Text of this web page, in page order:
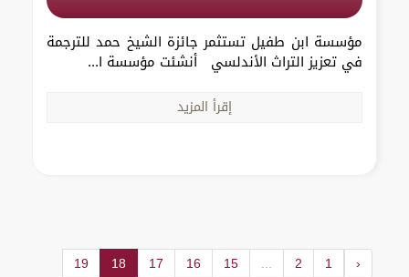
مؤسسة ابن طفيل تستثمر جائزة الشيخ حمد للترجمة
في تعزيز التراث الأندلسي أنشئت مؤسسة ا...
إقرأ المزيد
‹
1
2
...
15
16
17
18
19